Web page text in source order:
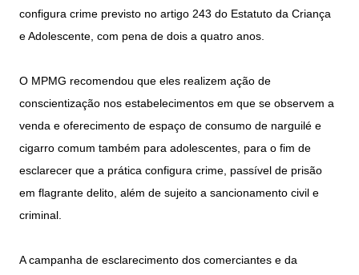
configura crime previsto no artigo 243 do Estatuto da Criança
e Adolescente, com pena de dois a quatro anos.
O MPMG recomendou que eles realizem ação de
conscientização nos estabelecimentos em que se observem a
venda e oferecimento de espaço de consumo de narguilé e
cigarro comum também para adolescentes, para o fim de
esclarecer que a prática configura crime, passível de prisão
em flagrante delito, além de sujeito a sancionamento civil e
criminal.
A campanha de esclarecimento dos comerciantes e da